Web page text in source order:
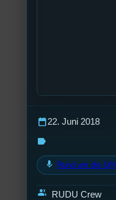
calendar_today22. Juni 2018
label
mic Rund um die
group RUDU Crew